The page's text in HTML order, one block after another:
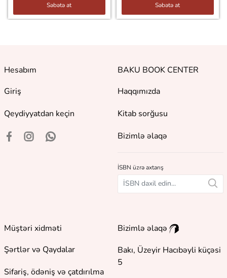
Səbətə at Səbətə at
Hesabım
Giriş
Qeydiyyatdan keçin
BAKU BOOK CENTER
Haqqımızda
Kitab sorğusu
Bizimlə əlaqə
İSBN üzrə axtarış
Müştəri xidməti
Şərtlər və Qaydalar
Sifariş, ödəniş və çatdırılma
Bizimlə əlaqə
Bakı, Üzeyir Hacıbəyli küçəsi
5